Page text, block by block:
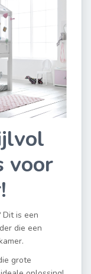
voor
Dit is een
die een
grote